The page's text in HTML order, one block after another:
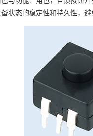
状态的稳定性和持久性，